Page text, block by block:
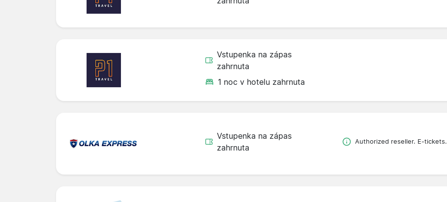
Vstupenka na zápas
zahrnuta
1 noc v hotelu zahrnuta
Vstupenka na zápas
zahrnuta
Authorized reseller. E-tickets.